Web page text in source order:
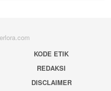
KODE ETIK
REDAKSI
DISCLAIMER